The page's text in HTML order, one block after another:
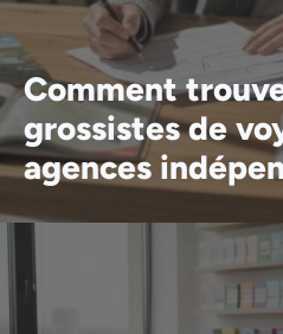
Comment
grossistes de
agences